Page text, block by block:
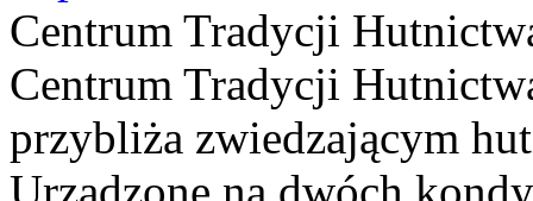
Centrum Tradycji
Centrum Tradycji
przybliża zwiedzającym